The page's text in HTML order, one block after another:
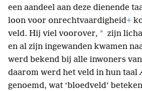
een aandeel aan deze dienende
loon voor onrechtvaardigheid+
veld. Hij viel voorover, * zijn
en al zijn ingewanden kwamen
werd bekend bij alle inwoners
daarom werd het veld in hun taal
genoemd, wat ‘bloedveld’